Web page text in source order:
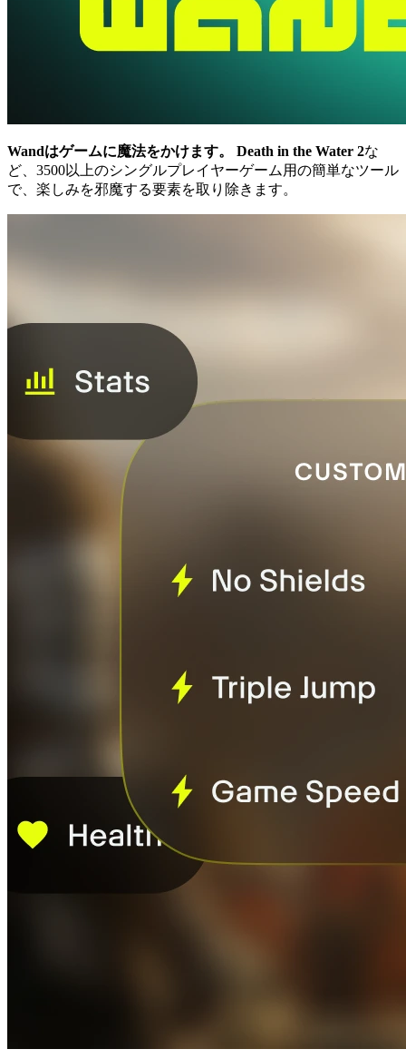
Wandはゲームに魔法をかけます。 Death in the Water 2な
ど、3500以上のシングルプレイヤーゲーム用の簡単なツール
で、楽しみを邪魔する要素を取り除きます。